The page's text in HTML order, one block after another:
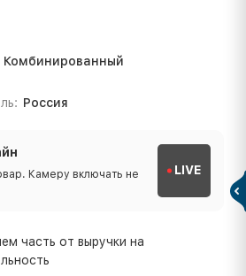
Комбинированный
Россия
Камеру включать не
LIVE
часть от выручки на